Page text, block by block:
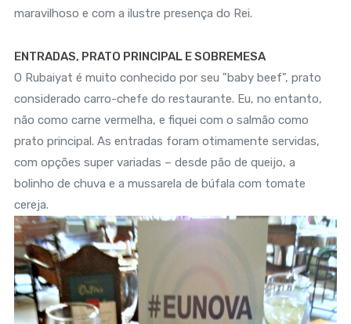
maravilhoso e com a ilustre presença do Rei.
ENTRADAS, PRATO PRINCIPAL E SOBREMESA
O Rubaiyat é muito conhecido por seu "baby beef", prato
considerado carro-chefe do restaurante. Eu, no entanto,
não como carne vermelha, e fiquei com o salmão como
prato principal. As entradas foram otimamente servidas,
com opções super variadas – desde pão de queijo, a
bolinho de chuva e a mussarela de búfala com tomate
cereja.